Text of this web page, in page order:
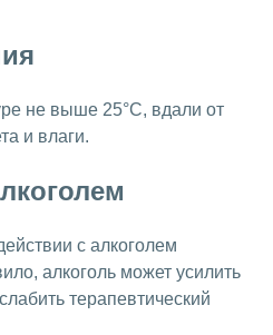
не выше 25°C, вдали от
и влаги.
с алкоголем
алкоголь может усилить
терапевтический